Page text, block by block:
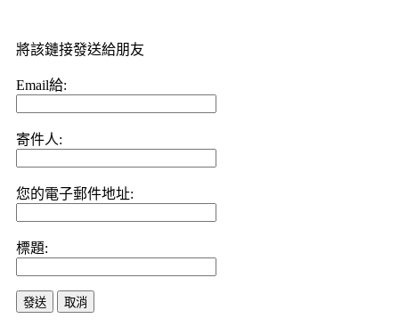
將該鏈接發送給朋友
Email給:
寄件人:
您的電子郵件地址:
標題:
發送 取消